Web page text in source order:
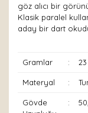
göz alıcı bir
Klasik paralel
aday bir dart
Gramlar :
Materyal :
Gövde
: